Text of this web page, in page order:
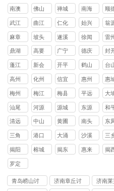
区
区
区
区
南澳
县
佛山
禅城
区
南海
区
顺
区
武江
区
曲江
区
仁化
县
始兴
县
翁
县
麻章
区
坡头
区
遂溪
县
徐闻
县
雷
市
鼎湖
区
高要
区
广宁
县
德庆
县
封
县
蓬江
区
新会
区
开平
县
鹤山
县
台
县
高州
市
化州
市
信宜
市
惠州
惠
区
梅州
梅江
区
梅县
区
平远
县
大
县
汕尾 河源
源城
区
东源
县
和
县
清远 中山
黄圃
镇
南头
镇
东
镇
三角
镇
港口
镇
大涌
镇
沙溪
镇
三
镇
揭阳
榕城
揭东
惠来
揭
罗定
市
青岛崂山讨
济南章丘讨
济南